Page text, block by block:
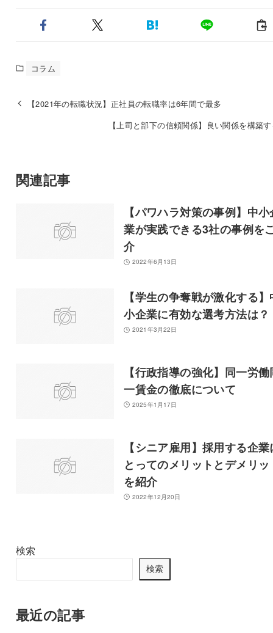
コラム
【2021年の転職状況】正社員の転職率は6年間で最多
【上司と部下の信頼関係】良い関係を構築
関連記事
【パワハラ対策の事例】中小
業が実践できる3社の事例を
介
2022年6月13日
【学生の争奪戦が激化する】
小企業に有効な選考方法は？
2021年3月22日
【行政指導の強化】同一労働
一賃金の徹底について
2025年1月17日
【シニア雇用】採用する企業
とってのメリットとデメリッ
を紹介
2022年12月20日
検索
検索
最近の記事